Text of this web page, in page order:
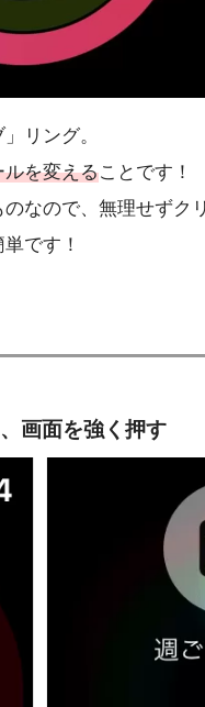
リング。
ルを変えることです！
なので、無理せずク
です！
画面を強く押す